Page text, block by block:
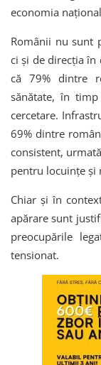
economia
Românii nu sunt
ci și de direcția în
că 79% dintre
sănătate, în
cercetare.
69% dintre
consistent,
pentru locuințe și
Chiar și în
apărare sunt
preocupările
tensionat.